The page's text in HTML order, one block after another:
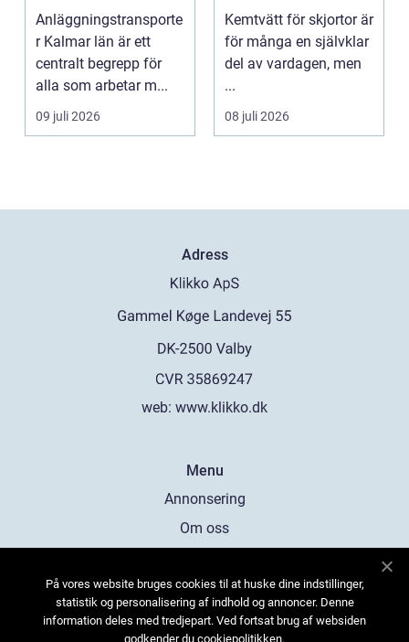
byggprojekt
Anläggningstransporte
r Kalmar län är ett
centralt begrepp för
alla som arbetar m...
09 juli 2026
fungerar
professionell
klädvård i
Kemtvätt för skjortor är
för många en självklar
del av vardagen, men
...
08 juli 2026
Adress
web: www.klikko.dk
Menu
Annonsering
Om oss
Kontakta oss
Sitemap
På vores website bruges cookies til at huske dine indstillinger,
statistik og personalisering af indhold og annoncer. Denne
information deles med tredjepart. Ved fortsat brug af websiden
godkender du cookiepolitikken.